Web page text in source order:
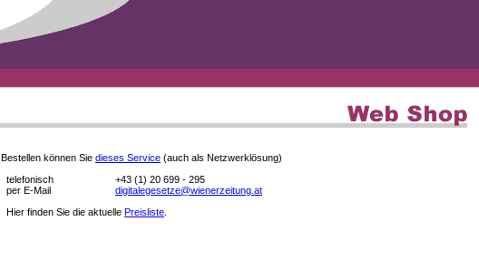
Bestellen können Sie dieses Service (auch als Netzwerklösung)
telefonisch
+43 (1) 20 699 - 295
per E-Mail
digitalegesetze@wienerzeitung.at
Hier finden Sie die aktuelle Preisliste